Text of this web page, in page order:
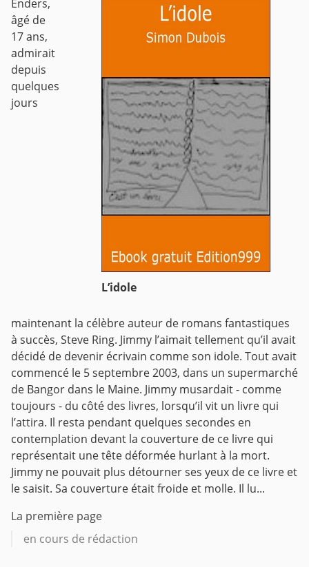
L’idole
Enders,
âgé de
17 ans,
admirait
depuis
quelques
jours
maintenant la célèbre auteur de romans fantastiques
à succès, Steve Ring. Jimmy l’aimait tellement qu’il avait
décidé de devenir écrivain comme son idole. Tout avait
commencé le 5 septembre 2003, dans un supermarché
de Bangor dans le Maine. Jimmy musardait - comme
toujours - du côté des livres, lorsqu’il vit un livre qui
l’attira. Il resta pendant quelques secondes en
contemplation devant la couverture de ce livre qui
représentait une tête déformée hurlant à la mort.
Jimmy ne pouvait plus détourner ses yeux de ce livre et
le saisit. Sa couverture était froide et molle. Il lu...
La première page
en cours de rédaction